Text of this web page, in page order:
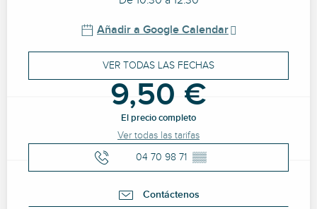
Añadir a Google Calendar
VER TODAS LAS FECHAS
9,50 €
El precio completo
Ver todas las tarifas
04 70 98 71 ▒▒
Contáctenos